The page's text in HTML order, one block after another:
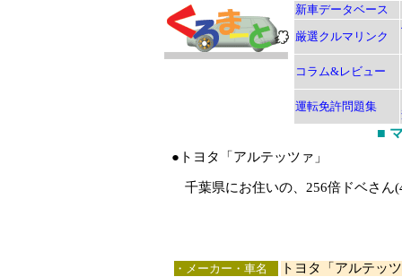
新車データベース
厳選クルマリンク
コラム&レビュー
運転免許問題集
■
●トヨタ「アルテッツァ」
千葉県にお住いの、256倍ドベさん
・メーカー・車名 トヨタ「アルテッ